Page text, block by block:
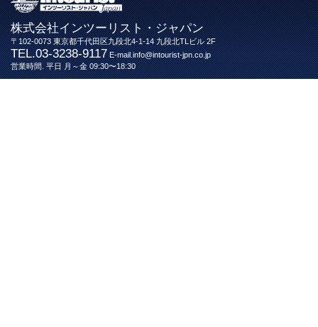
株式会社インツーリスト・ジャパン
〒102-0073 東京都千代田区九段北4-1-14 九段北TLビル 2F
TEL.03-3238-9117E-mail.info@intourist-jpn.co.jp
営業時間. 平日 月～金 09:30〜18:30